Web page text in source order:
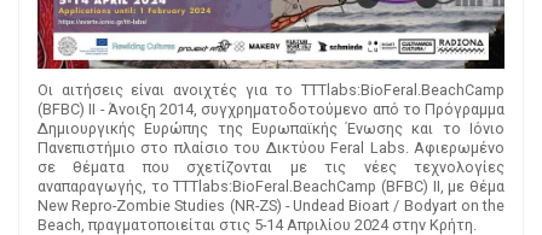
Οι αιτήσεις είναι ανοιχτές για το TTTlabs:BioFeral.BeachCamp
(BFBC) II - Άνοιξη 2014, συγχρηματοδοτούμενο από το Πρόγραμμα
Δημιουργικής Ευρώπης της Ευρωπαϊκής Ένωσης και το Ιόνιο
Πανεπιστήμιο στο πλαίσιο του Δικτύου Feral Labs. Αφιερωμένο
σε θέματα που σχετίζονται με τις νέες τεχνολογίες
αναπαραγωγής, το TTTlabs:BioFeral.BeachCamp (BFBC) II, με θέμα
New Repro-Zombie Studies (NR-ZS) - Undead Bioart / Bodyart on the
Beach, πραγματοποιείται στις 5-14 Απριλίου 2024 στην Κρήτη.